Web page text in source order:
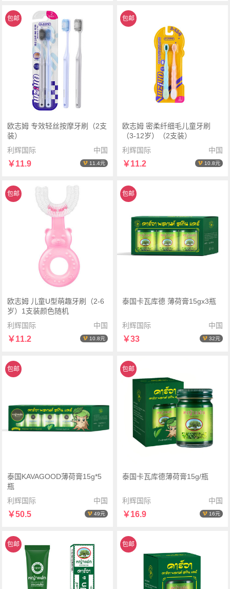
包邮
欧志姆 专效轻丝按摩牙刷（2支
装）
利辉国际
中国
￥11.9 11.4元
包邮
欧志姆 密柔纤细毛儿童牙刷
（3-12岁）（2支装）
利辉国际
中国
￥11.2 10.8元
包邮
欧志姆 儿童U型萌趣牙刷（2-6
岁）1支装颜色随机
利辉国际
中国
￥11.2 10.8元
包邮
泰国卡瓦库德 薄荷膏15gx3瓶
利辉国际 中国
￥33 32元
包邮
泰国KAVAGOOD薄荷膏15g*5
瓶
利辉国际
中国
￥50.5 49元
包邮
泰国卡瓦库德薄荷膏15g/瓶
利辉国际 中国
￥16.9 16元
包邮 包邮